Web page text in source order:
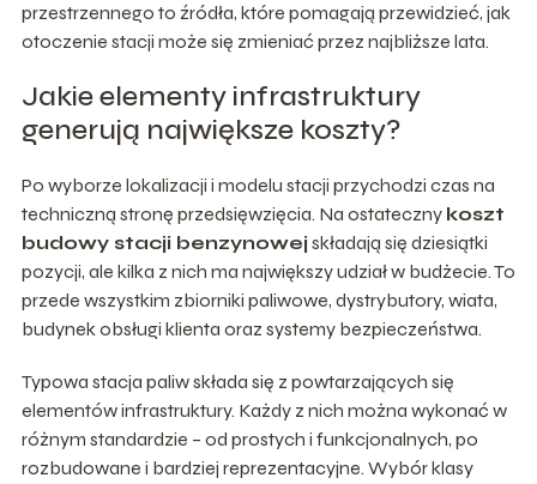
przestrzennego to źródła, które pomagają przewidzieć, jak
otoczenie stacji może się zmieniać przez najbliższe lata.
Jakie elementy infrastruktury
generują największe koszty?
Po wyborze lokalizacji i modelu stacji przychodzi czas na
techniczną stronę przedsięwzięcia. Na ostateczny koszt
budowy stacji benzynowej składają się dziesiątki
pozycji, ale kilka z nich ma największy udział w budżecie. To
przede wszystkim zbiorniki paliwowe, dystrybutory, wiata,
budynek obsługi klienta oraz systemy bezpieczeństwa.
Typowa stacja paliw składa się z powtarzających się
elementów infrastruktury. Każdy z nich można wykonać w
różnym standardzie – od prostych i funkcjonalnych, po
rozbudowane i bardziej reprezentacyjne. Wybór klasy